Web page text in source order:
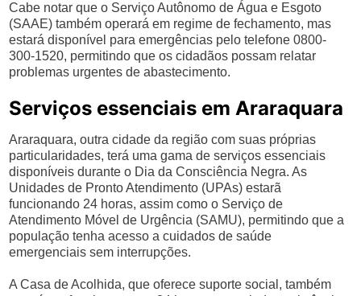
Cabe notar que o Serviço Autônomo de Água e Esgoto
(SAAE) também operará em regime de fechamento, mas
estará disponível para emergências pelo telefone 0800-
300-1520, permitindo que os cidadãos possam relatar
problemas urgentes de abastecimento.
Serviços essenciais em Araraquara
Araraquara, outra cidade da região com suas próprias
particularidades, terá uma gama de serviços essenciais
disponíveis durante o Dia da Consciência Negra. As
Unidades de Pronto Atendimento (UPAs) estarã
funcionando 24 horas, assim como o Serviço de
Atendimento Móvel de Urgência (SAMU), permitindo que a
população tenha acesso a cuidados de saúde
emergenciais sem interrupções.
A Casa de Acolhida, que oferece suporte social, também